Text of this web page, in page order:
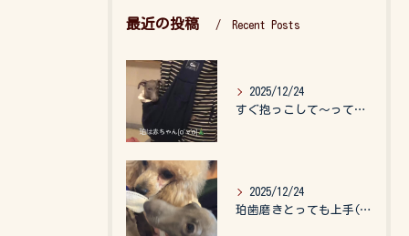
最近の投稿 Recent Posts
2025/12/24
すぐ抱っこして〜って言うので、抱っこ紐に入れてゆらゆら☺️
2025/12/24
珀歯磨きとっても上手(о´∀`о)